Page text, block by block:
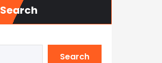
Search
Search